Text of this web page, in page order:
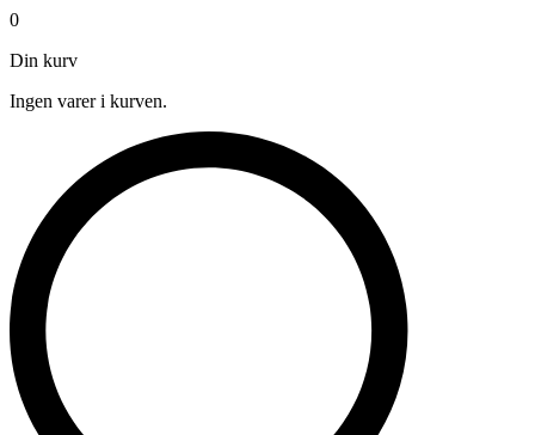
0
Din kurv
Ingen varer i kurven.